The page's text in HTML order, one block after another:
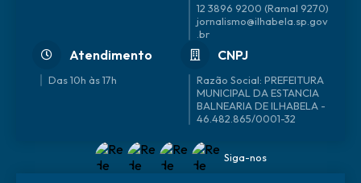
12 3896 9200 (Ramal 9270)
jornalismo@ilhabela.sp.gov
.br
Atendimento
Das 10h às 17h
CNPJ
46.482.865/0001-32
Siga-nos